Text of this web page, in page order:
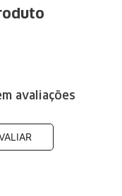
avaliações